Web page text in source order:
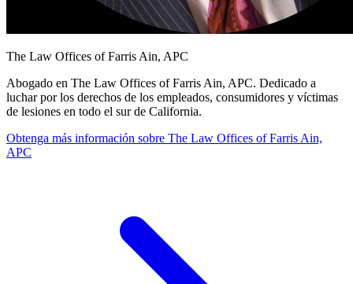
The Law Offices of Farris Ain, APC
Abogado en The Law Offices of Farris Ain, APC. Dedicado a
luchar por los derechos de los empleados, consumidores y víctimas
de lesiones en todo el sur de California.
Obtenga más información sobre The Law Offices of Farris Ain,
APC